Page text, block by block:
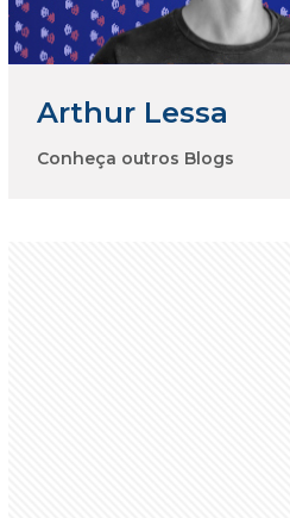
Arthur Lessa
Conheça outros Blogs